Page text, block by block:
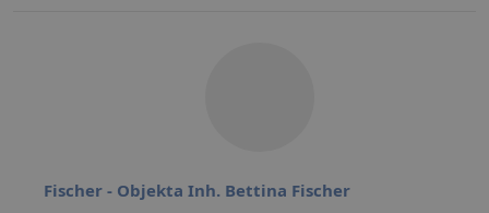
Fischer - Objekta Inh. Bettina Fischer